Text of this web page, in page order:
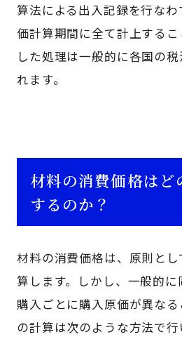
算法による出入記録を行な
価計算期間に全て計上するこ
した処理は一般的に各国の
れます。
材料の消費価格はど
するのか？
材料の消費価格は、原則と
算します。しかし、一般的に
購入ごとに購入原価が異な
の計算は次のような方法で行